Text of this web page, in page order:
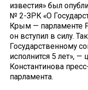
известия» был
№ 2-ЗРК «О
Крым — парламенте
он вступил в силу.
Государственному
исполнится 5 лет», —
Константинова
парламента.